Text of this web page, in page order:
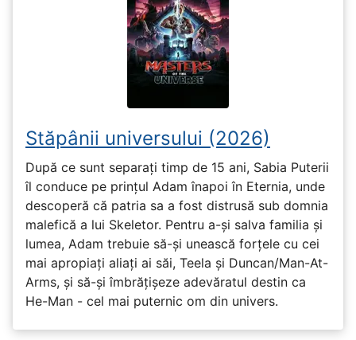
Stăpânii universului (2026)
După ce sunt separați timp de 15 ani, Sabia Puterii
îl conduce pe prințul Adam înapoi în Eternia, unde
descoperă că patria sa a fost distrusă sub domnia
malefică a lui Skeletor. Pentru a-și salva familia și
lumea, Adam trebuie să-și unească forțele cu cei
mai apropiați aliați ai săi, Teela și Duncan/Man-At-
Arms, și să-și îmbrățișeze adevăratul destin ca
He-Man - cel mai puternic om din univers.